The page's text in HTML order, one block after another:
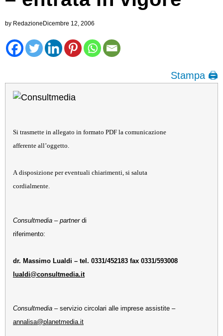
by Redazione Dicembre 12, 2006
Stampa 🖨
Si trasmette in allegato in formato PDF la comunicazione
afferente all’oggetto.
A disposizione per eventuali chiarimenti, si saluta
cordialmente.
Consultmedia – partnerdi
riferimento:
dr. Massimo Lualdi – tel. 0331/452183 fax 0331/593008
lualdi@consultmedia.it
Consultmedia – servizio circolari alle imprese assistite –
annalisa@planetmedia.it